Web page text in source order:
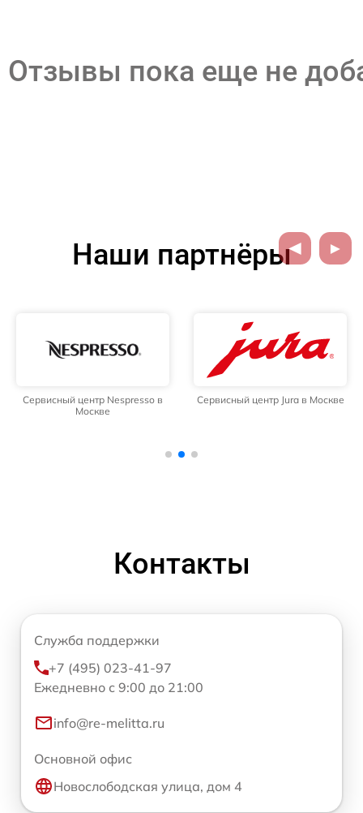
Отзывы пока еще не
Наши партнёры
Сервисный центр Nespresso в
Москве
Сервисный центр Jura в Москве
Контакты
Служба поддержки
+7 (495) 023-41-97
Ежедневно с 9:00 до 21:00
info@re-melitta.ru
Основной офис
Новослободская улица, дом 4